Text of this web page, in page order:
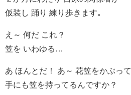
仮装し 踊り 練り歩きます｡
え～ 何だ これ？
笠を いわゆる…
あ ほんとだ！ あ～ 花笠をかぶって
手にも笠を持ってるんですか？